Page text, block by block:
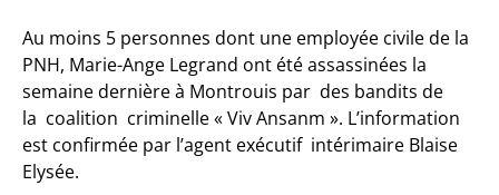
Au moins 5 personnes dont une employée civile de la
PNH, Marie-Ange Legrand ont été assassinées la
semaine dernière à Montrouis par des bandits de
la coalition criminelle « Viv Ansanm ». L’information
est confirmée par l’agent exécutif intérimaire Blaise
Elysée.